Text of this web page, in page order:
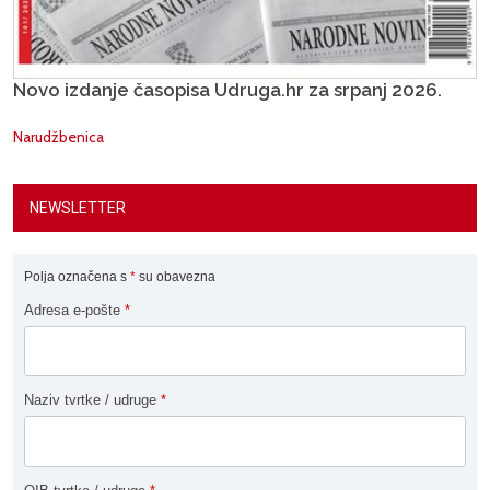
Novo izdanje časopisa Udruga.hr za srpanj 2026.
Narudžbenica
NEWSLETTER
Polja označena s * su obavezna
Adresa e-pošte *
Naziv tvrtke / udruge *